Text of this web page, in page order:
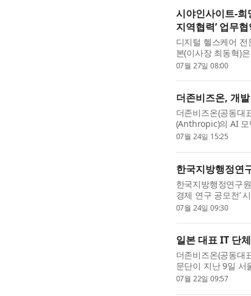
시야인사이트-희
지역협력’ 업무
디지털 헬스케어
본(이사장 최동혁)
데이터 기반 사회공
07월 27일 08:00
더존비즈온, 개
더존비즈온(공동대
(Anthropic)의 AI 모
에 본격 나섰다고
07월 24일 15:25
한국지방행정연
한국지방행정연구
경제 연구 공모전’
적인 연구와 정책
07월 24일 09:30
일본 대표 IT 단
더존비즈온(공동대
문단이 지난 9일 서
루션을 참관하고 IT
07월 22일 09:57